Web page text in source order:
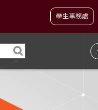
學生事務處